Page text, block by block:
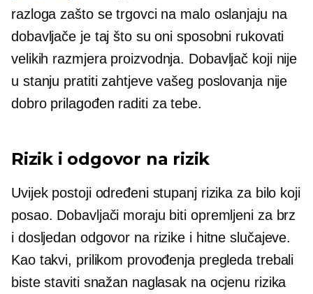
razloga zašto se trgovci na malo oslanjaju na
dobavljače je taj što su oni sposobni rukovati
velikih razmjeraproizvodnja. Dobavljač koji nije
u stanju pratiti zahtjeve vašeg poslovanja nije
dobro prilagođen raditi za tebe.
Rizik i odgovor na rizik
Uvijek postoji određeni stupanj rizika za bilo koji
posao. Dobavljači moraju biti opremljeni za brz
i dosljedan odgovor na rizike i hitne slučajeve.
Kao takvi, prilikom provođenja pregleda trebali
biste staviti snažan naglasak na ocjenu rizika